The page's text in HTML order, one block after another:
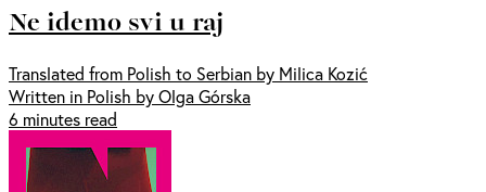
Ne idemo svi u raj
Translated from Polish to Serbian by Milica Kozić
Written in Polish by Olga Górska
6 minutes read